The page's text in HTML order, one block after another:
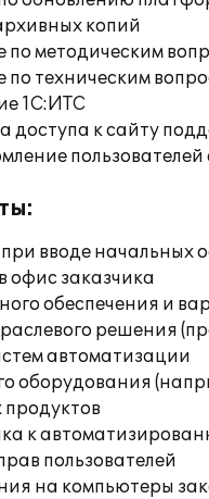
копий
по методическим
по техническим
1С:ИТС
к сайту
вводе начальных
офис заказчика
обеспечения и
решения
автоматизации
оборудования
к
пользователей
на компьютеры